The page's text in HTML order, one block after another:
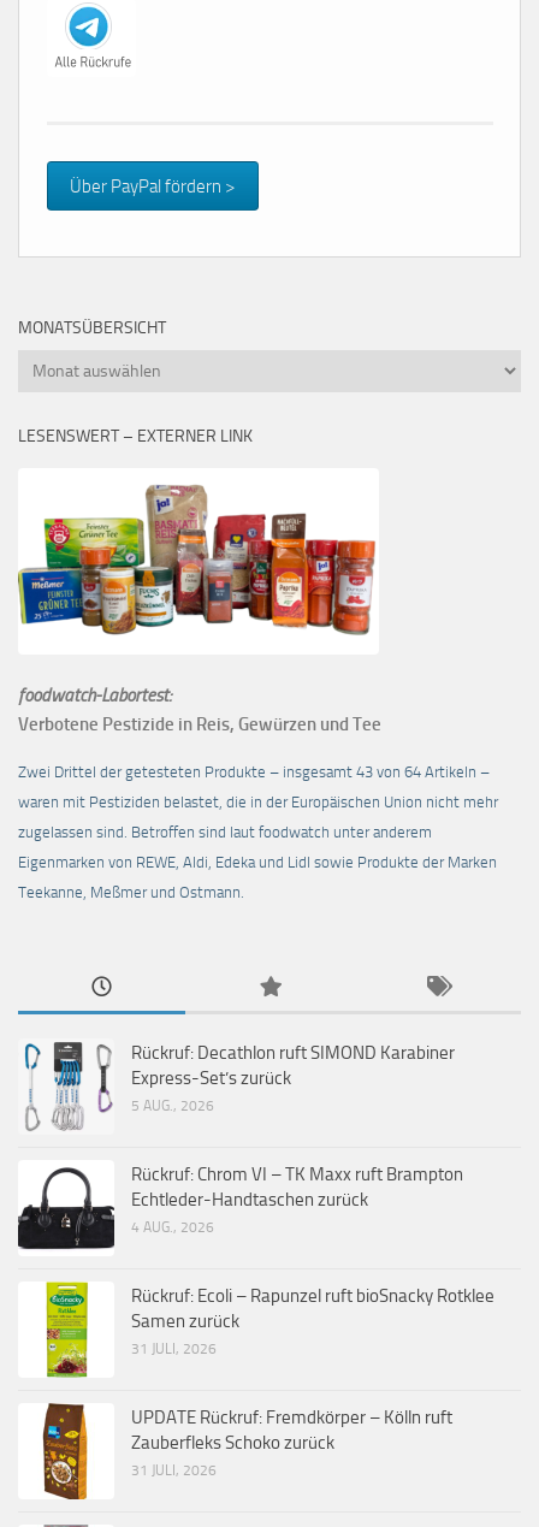
Über PayPal fördern >
MONATSÜBERSICHT
Monatsübersicht
LESENSWERT – EXTERNER LINK
foodwatch-Labortest:
Verbotene Pestizide in Reis, Gewürzen und Tee
Zwei Drittel der getesteten Produkte – insgesamt 43 von 64 Artikeln –
waren mit Pestiziden belastet, die in der Europäischen Union nicht mehr
zugelassen sind. Betroffen sind laut foodwatch unter anderem
Eigenmarken von REWE, Aldi, Edeka und Lidl sowie Produkte der Marken
Teekanne, Meßmer und Ostmann.
Rückruf: Decathlon ruft SIMOND Karabiner
Express-Set’s zurück
5 AUG., 2026
Rückruf: Chrom VI – TK Maxx ruft Brampton
Echtleder-Handtaschen zurück
4 AUG., 2026
Rückruf: Ecoli – Rapunzel ruft bioSnacky Rotklee
Samen zurück
31 JULI, 2026
UPDATE Rückruf: Fremdkörper – Kölln ruft
Zauberfleks Schoko zurück
31 JULI, 2026